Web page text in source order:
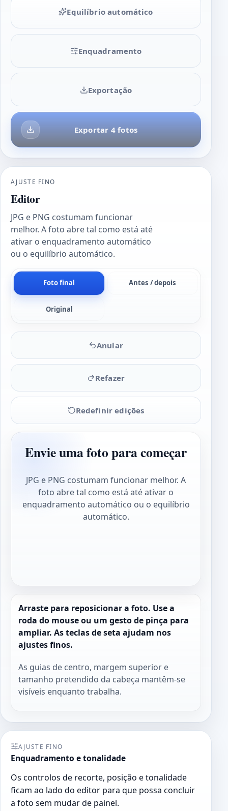
Equilíbrio automático
Enquadramento
Exportar 4 fotos
Exportação
AJUSTE FINO
Editor
JPG e PNG costumam funcionar
melhor. A foto abre tal como está até
ativar o enquadramento automático
ou o equilíbrio automático.
Foto final Antes / depois
Original
Anular
Refazer
Redefinir edições
Envie uma foto para começar
JPG e PNG costumam funcionar melhor. A
foto abre tal como está até ativar o
enquadramento automático ou o equilíbrio
automático.
Arraste para reposicionar a foto. Use a
roda do mouse ou um gesto de pinça para
ampliar. As teclas de seta ajudam nos
ajustes finos.
As guias de centro, margem superior e
tamanho pretendido da cabeça mantêm-se
visíveis enquanto trabalha.
AJUSTE FINO
Enquadramento e tonalidade
Os controlos de recorte, posição e tonalidade
ficam ao lado do editor para que possa concluir
a foto sem mudar de painel.